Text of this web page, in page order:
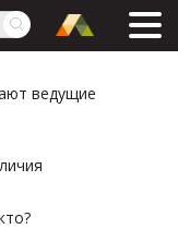
ведущие